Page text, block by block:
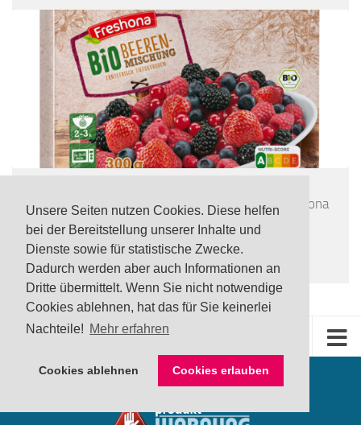
Unsere Seiten nutzen Cookies. Diese helfen
bei der Bereitstellung unserer Inhalte und
Dienste sowie für statistische Zwecke.
Dadurch werden aber auch Informationen an
Dritte übermittelt. Wenn Sie nicht notwendige
Cookies ablehnen, hat das für Sie keinerlei
Nachteile! Mehr erfahren
Cookies ablehnen Cookies erlauben
UPDATE Rückruf: Noroviren in tiefgefrorener Freshona
Bio Beerenmischung via Lidl
24 JULI, 2026